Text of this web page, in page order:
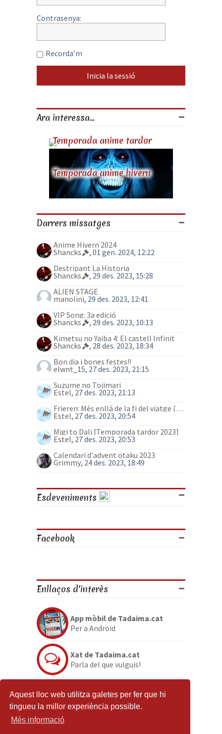
Aquest lloc web utilitza galetes per fer que hi
tingueu la millor experiència possible.
Més informació
Contrasenya:
Recorda’m
Ara interessa...
Temporada anime tardor
Temporada anime hivern
Darrers missatges
Anime Hivern 2024
Shancks
, 01 gen. 2024, 12:22
Destripant La Historia
Shancks
, 29 des. 2023, 15:28
ALIEN STAGE
manolini, 29 des. 2023, 12:41
VIP Song: 3a edició
Shancks
, 29 des. 2023, 10:13
Kimetsu no Yaiba 4: El castell Infinit
Shancks
, 28 des. 2023, 18:34
Bon dia i bones festes!!
elwnt_15, 27 des. 2023, 21:15
Suzume no Tojimari
Estel, 27 des. 2023, 21:13
Frieren: Més enllà de la fi del viatge (anime)
Estel, 27 des. 2023, 20:54
Migi to Dali [Temporada tardor 2023]
Estel, 27 des. 2023, 20:53
Calendari d'advent otaku 2023
Grimmy, 24 des. 2023, 18:49
Esdeveniments
Facebook
Enllaços d'interès
App mòbil de Tadaima.cat
Per a Android
Xat de Tadaima.cat
Parla del que vulguis!
Discord de Tadaima.cat
Per si no en tenies prou